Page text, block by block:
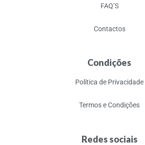
FAQ’S
Contactos
Condições
Política de Privacidade
Termos e Condições
Redes sociais